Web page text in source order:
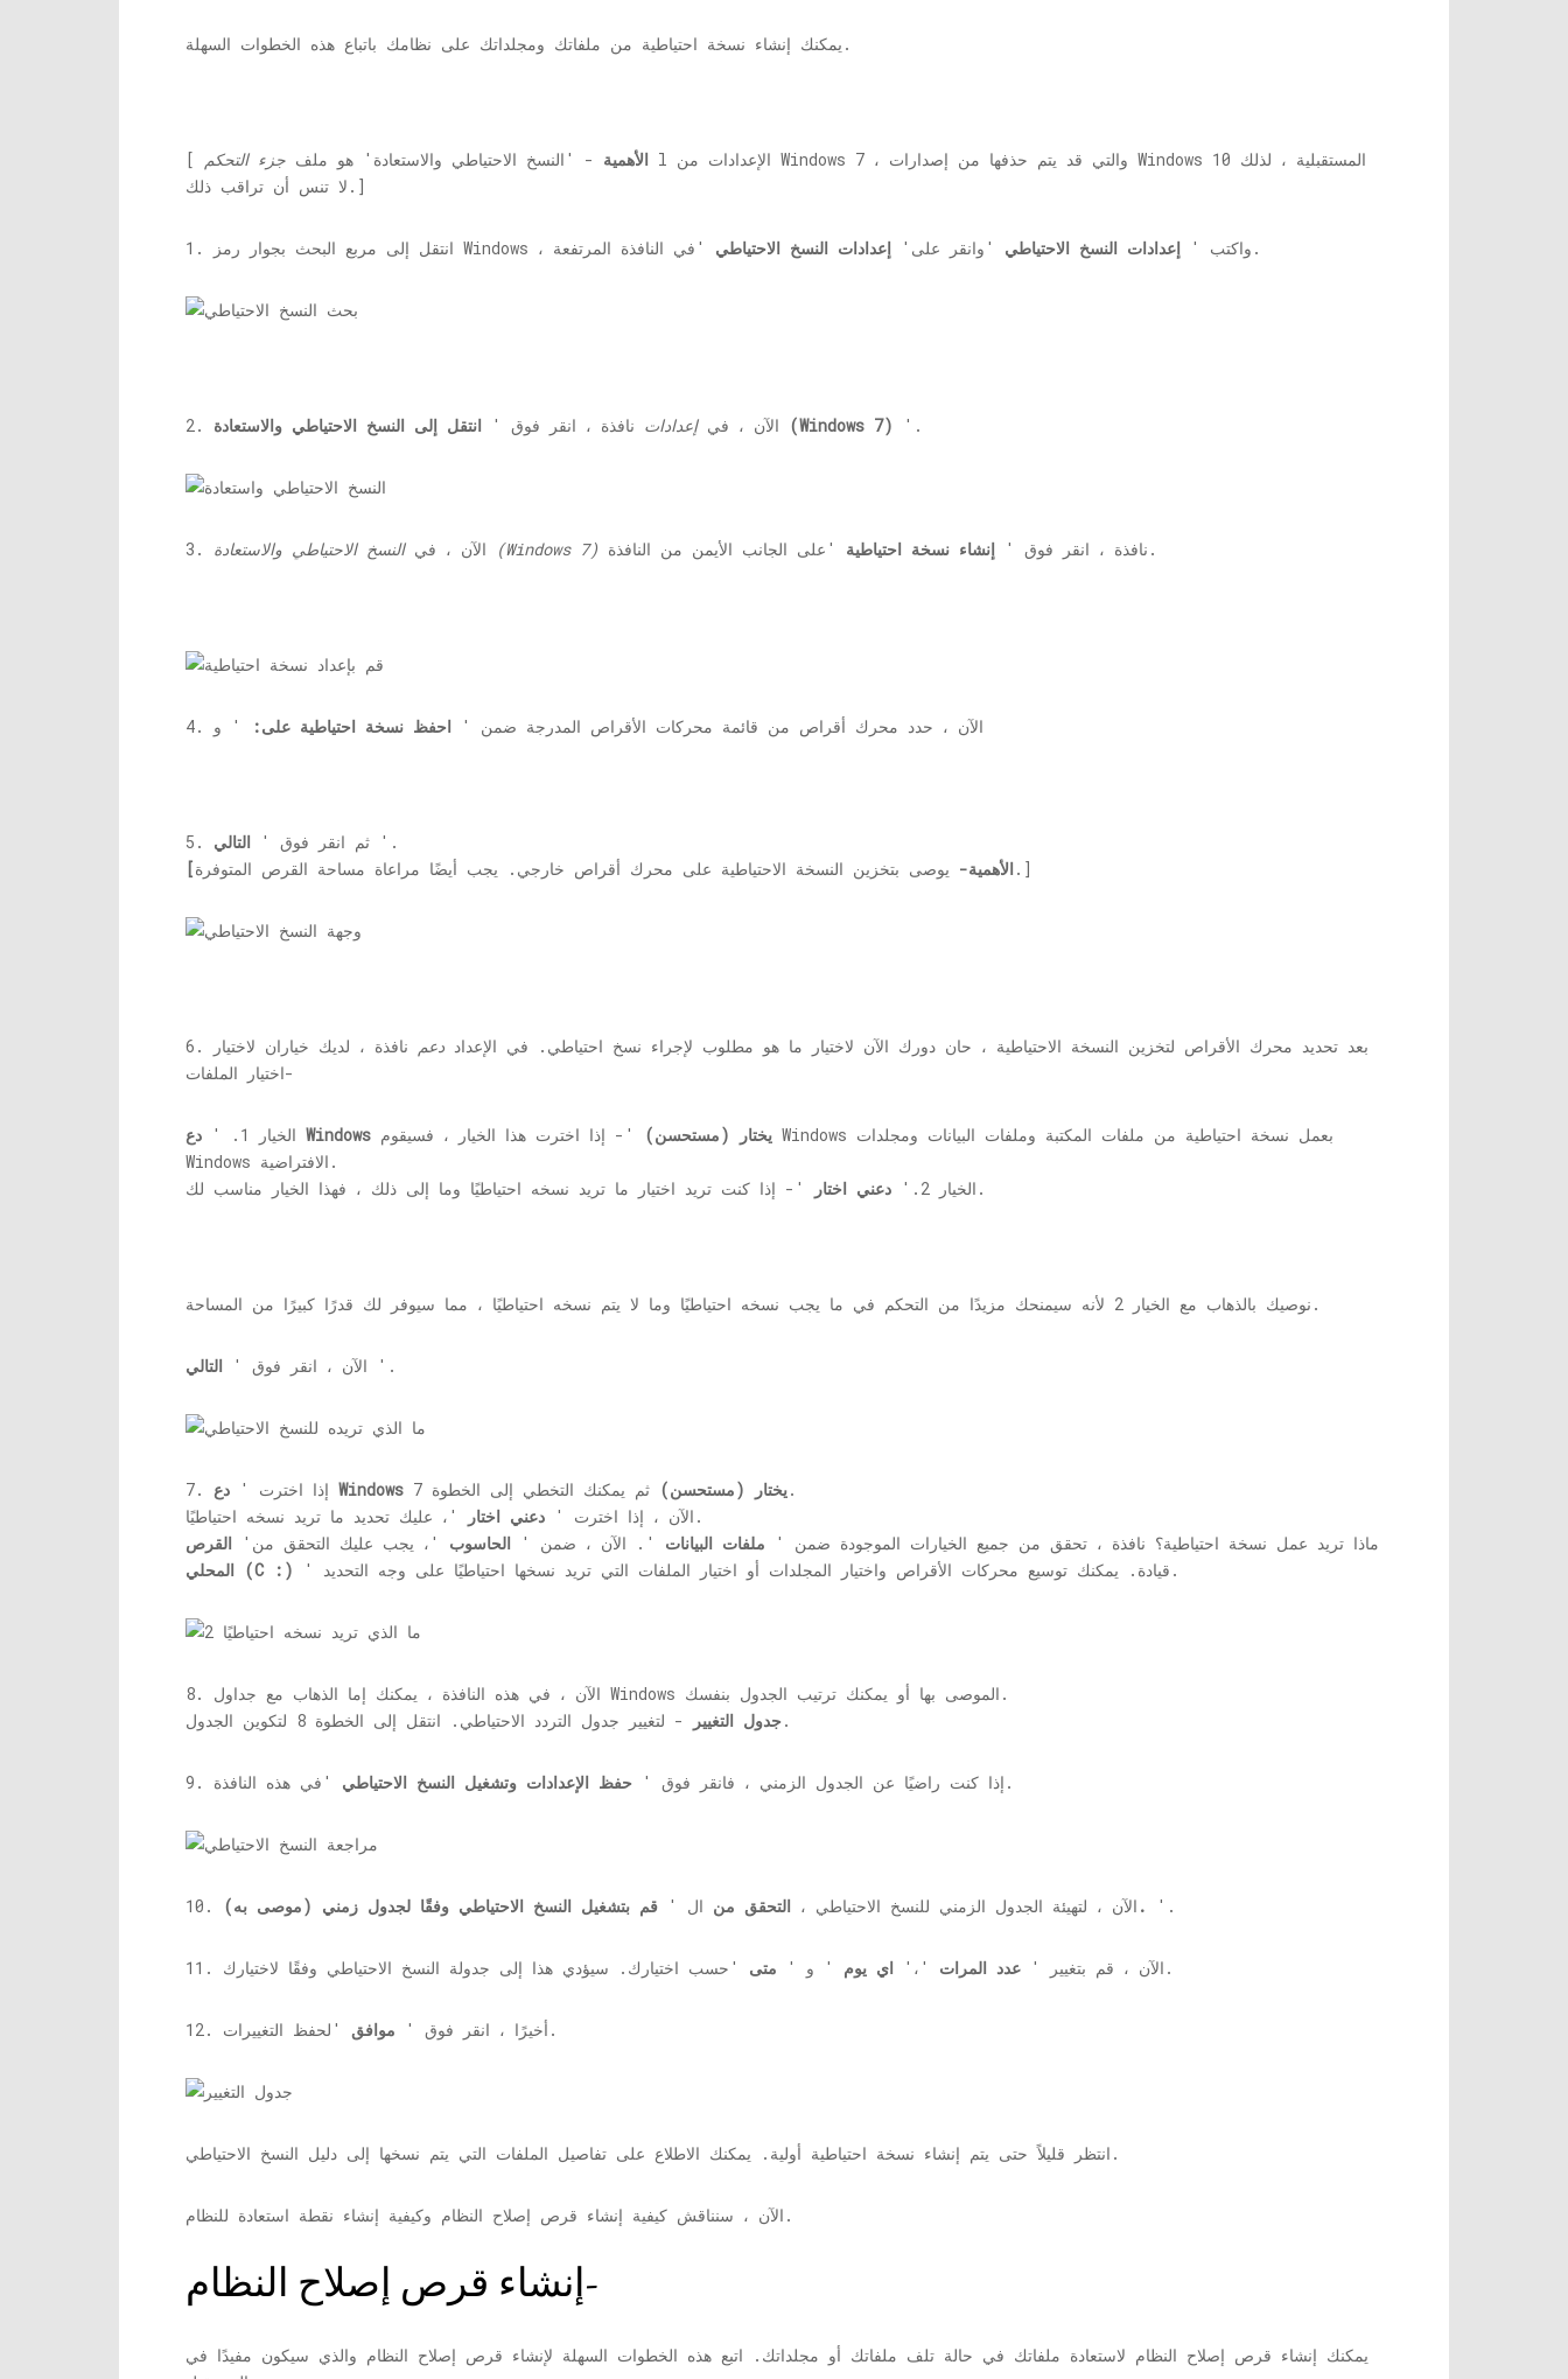
يمكنك إنشاء نسخة احتياطية من ملفاتك ومجلداتك على نظامك باتباع هذه الخطوات السهلة.
[ الأهمية - 'النسخ الاحتياطي والاستعادة' هو ملف جزء التحكم
l الإعدادات من Windows 7 ، والتي قد يتم حذفها من إصدارات Windows 10 المستقبلية ، لذلك
لا تنس أن تراقب ذلك.]
1. انتقل إلى مربع البحث بجوار رمز Windows ، واكتب ' إعدادات النسخ الاحتياطي 'وانقر على' إعدادات النسخ الاحتياطي 'في النافذة المرتفعة.
2. الآن ، فيإعدادات نافذة ، انقر فوق ' انتقل إلى النسخ الاحتياطي والاستعادة (Windows 7) '.
3. الآن ، في النسخ الاحتياطي والاستعادة (Windows 7) نافذة ، انقر فوق ' إنشاء نسخة احتياطية 'على الجانب الأيمن من النافذة.
4. الآن ، حدد محرك أقراص من قائمة محركات الأقراص المدرجة ضمن ' احفظ نسخة احتياطية على: ' و
5. ثم انقر فوق ' التالي
'.
[الأهمية- يوصى بتخزين النسخة الاحتياطية على محرك أقراص خارجي. يجب أيضًا مراعاة مساحة القرص المتوفرة.]
6. بعد تحديد محرك الأقراص لتخزين النسخة الاحتياطية ، حان دورك الآن لاختيار ما هو مطلوب لإجراء نسخ احتياطي. في الإعداد دعم نافذة ، لديك خياران لاختيار
اختيار الملفات-
الخيار 1. ' دع Windows يختار (مستحسن)
'- إذا اخترت هذا الخيار ، فسيقوم Windows بعمل نسخة احتياطية من ملفات المكتبة وملفات البيانات ومجلدات
Windows الافتراضية.
الخيار 2.'
دعني اختار '- إذا كنت تريد اختيار ما تريد نسخه احتياطيًا وما إلى ذلك ، فهذا الخيار مناسب لك.
نوصيك بالذهاب مع الخيار 2 لأنه سيمنحك مزيدًا من التحكم في ما يجب نسخه احتياطيًا وما لا يتم نسخه احتياطيًا ، مما سيوفر لك قدرًا كبيرًا من المساحة.
الآن ، انقر فوق ' التالي '.
7. إذا اخترت ' دع Windows يختار (مستحسن)ثم يمكنك التخطي إلى الخطوة 7.
الآن ، إذا اخترت ' دعني اختار
'، عليك تحديد ما تريد نسخه احتياطيًا.
ماذا تريد عمل نسخة احتياطية؟ نافذة ، تحقق من جميع الخيارات الموجودة ضمن ' ملفات البيانات '. الآن ، ضمن ' الحاسوب '، يجب عليك التحقق من' القرص
المحلي (C :)
' قيادة. يمكنك توسيع محركات الأقراص واختيار المجلدات أو اختيار الملفات التي تريد نسخها احتياطيًا على وجه التحديد.
8. الآن ، في هذه النافذة ، يمكنك إما الذهاب مع جداول Windows الموصى بها أو يمكنك ترتيب الجدول بنفسك.
جدول التغيير- لتغيير جدول التردد الاحتياطي. انتقل إلى الخطوة 8 لتكوين الجدول.
9. إذا كنت راضيًا عن الجدول الزمني ، فانقر فوق ' حفظ الإعدادات وتشغيل النسخ الاحتياطي 'في هذه النافذة.
10. الآن ، لتهيئة الجدول الزمني للنسخ الاحتياطي ، التحقق من ال ' قم بتشغيل النسخ الاحتياطي وفقًا لجدول زمني (موصى به). '.
11. الآن ، قم بتغيير ' عدد المرات '،' اي يوم ' و ' متى 'حسب اختيارك. سيؤدي هذا إلى جدولة النسخ الاحتياطي وفقًا لاختيارك.
12. أخيرًا ، انقر فوق ' موافق 'لحفظ التغييرات.
انتظر قليلاً حتى يتم إنشاء نسخة احتياطية أولية. يمكنك الاطلاع على تفاصيل الملفات التي يتم نسخها إلى دليل النسخ الاحتياطي.
الآن ، سنناقش كيفية إنشاء قرص إصلاح النظام وكيفية إنشاء نقطة استعادة للنظام.
إنشاء قرص إصلاح النظام-
يمكنك إنشاء قرص إصلاح النظام لاستعادة ملفاتك في حالة تلف ملفاتك أو مجلداتك. اتبع هذه الخطوات السهلة لإنشاء قرص إصلاح النظام والذي سيكون مفيدًا في